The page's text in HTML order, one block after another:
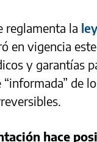
reglamenta la
en vigencia
y garantías
“informada” de
hace